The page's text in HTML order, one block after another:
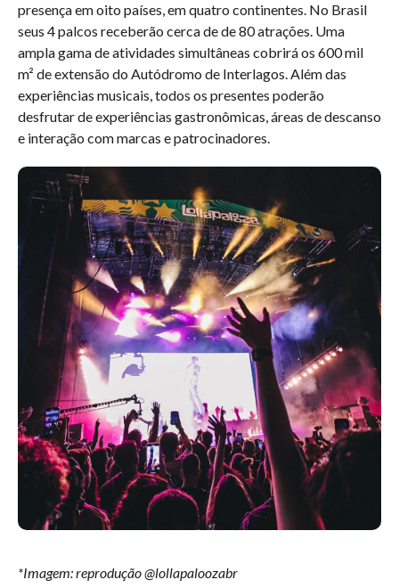
presença em oito países, em quatro continentes. No Brasil
seus 4 palcos receberão cerca de de 80 atrações. Uma
ampla gama de atividades simultâneas cobrirá os 600 mil
m² de extensão do Autódromo de Interlagos. Além das
experiências musicais, todos os presentes poderão
desfrutar de experiências gastronômicas, áreas de descanso
e interação com marcas e patrocinadores.
*Imagem: reprodução @lollapaloozabr